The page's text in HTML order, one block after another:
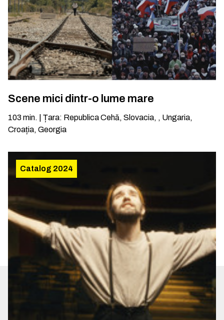
Scene mici dintr-o lume mare
103 min. Țara: Republica Cehă, Slovacia, , Ungaria,
Croația, Georgia
Catalog 2024